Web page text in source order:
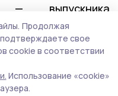
— выпускника
героев», и
его коллегами по
и
Заявку в
участников и
Продолжая
свое
cookie в соответствии
Использование «cookie»